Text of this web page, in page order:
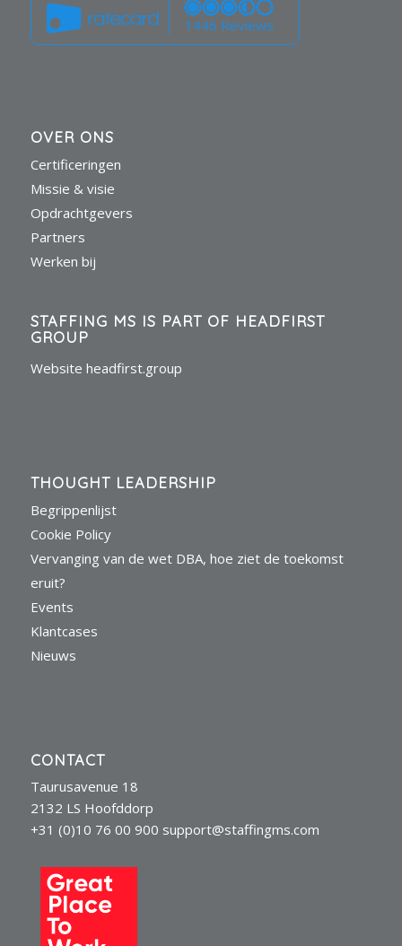
1446 Reviews
OVER ONS
Certificeringen
Missie & visie
Opdrachtgevers
Partners
Werken bij
STAFFING MS IS PART OF HEADFIRST
GROUP
Website headfirst.group
THOUGHT LEADERSHIP
Begrippenlijst
Cookie Policy
Vervanging van de wet DBA, hoe ziet de toekomst
eruit?
Events
Klantcases
Nieuws
CONTACT
Taurusavenue 18
2132 LS Hoofddorp
+31 (0)10 76 00 900 support@staffingms.com